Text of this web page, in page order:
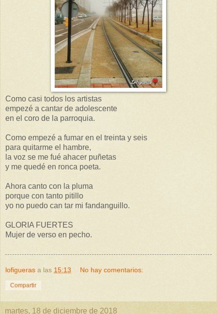
Como casi todos los artistas
empezé a cantar de adolescente
en el coro de la parroquia.
Como empezé a fumar en el treinta y seis
para quitarme el hambre,
la voz se me fué ahacer puñetas
y me quedé en ronca poeta.
Ahora canto con la pluma
porque con tanto pitillo
yo no puedo can tar mi fandanguillo.
GLORIA FUERTES
Mujer de verso en pecho.
lofigueras a las 15:13 No hay comentarios:
Compartir
martes, 18 de diciembre de 2018